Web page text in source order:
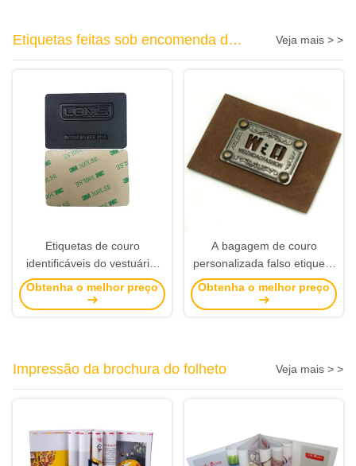
Etiquetas feitas sob encomenda do
couro
Veja mais > >
Etiquetas de couro
identificáveis do vestuário,
revestimento de couro da
fita autoadesiva do remendo
Obtenha o melhor preço
A bagagem de couro
personalizada falso etiqueta
finalidade do logotipo do
metal a multi para chapéus
Obtenha o melhor preço
Impressão da brochura do folheto Veja mais > >